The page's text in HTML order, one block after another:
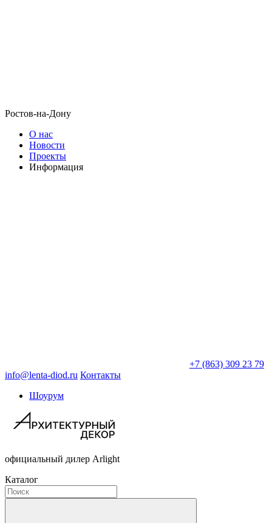
Ростов-на-Дону
О нас
Новости
Проекты
Информация
+7 (863) 309 23 79
info@lenta-diod.ru Контакты
Шоурум
официальный дилер Arlight
Каталог